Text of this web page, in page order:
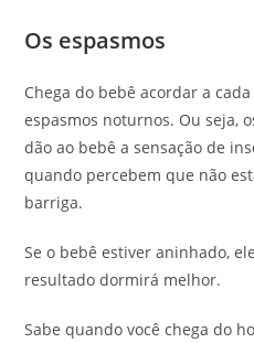
Os espasmos
Chega do bebê acordar a
espasmos noturnos. Ou seja,
dão ao bebê a sensação de
quando percebem que não
barriga.
Se o bebê estiver aninhado,
resultado dormirá melhor.
Sabe quando você chega do